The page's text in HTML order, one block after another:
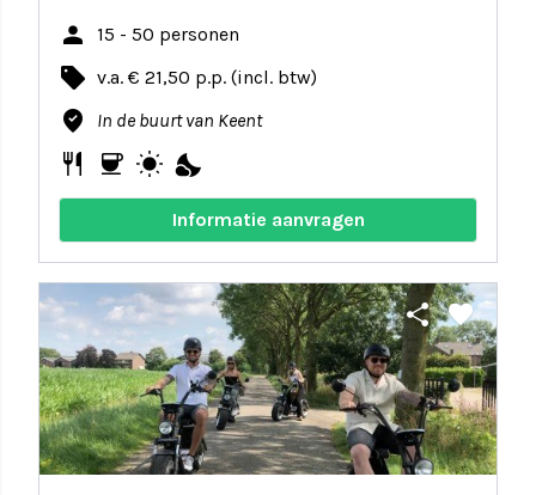
person 15 - 50 personen
local_offer v.a. € 21,50 p.p. (incl. btw)
where_to_vote In de buurt van Keent
restaurant coffee wb_sunny nights_stay
Informatie aanvragen
share favorite